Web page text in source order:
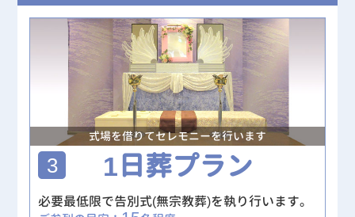
式場を借りてセレモニーを行います
3 1日葬プラン
必要最低限で告別式(無宗教葬)を執り行います。